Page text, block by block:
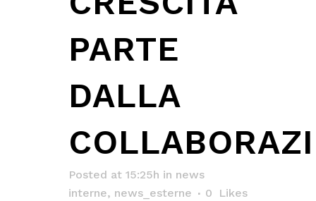
PARTE
DALLA
Posted at 15:25h in news
interne, news_esterne 0 Likes